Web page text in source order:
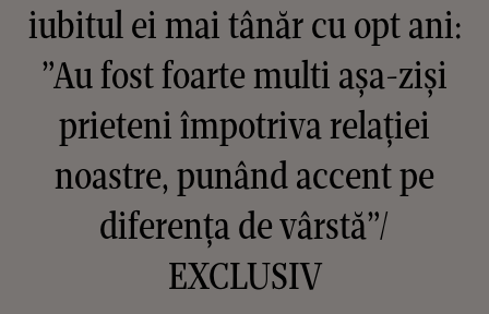
iubitul ei mai tânăr cu opt ani:
”Au fost foarte multi așa-ziși
prieteni împotriva relației
noastre, punând accent pe
diferența de vârstă”/
EXCLUSIV